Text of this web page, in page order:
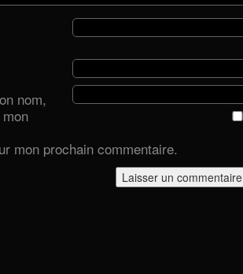
nom,
mon prochain commentaire.